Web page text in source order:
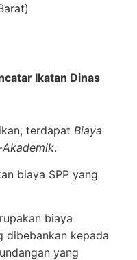
Ikatan Dinas
terdapat Biaya
.
biaya SPP yang
biaya
dibebankan kepada
yang